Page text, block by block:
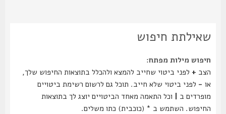
שאילתת חיפוש
חיפוש מילות מפתח:
+לפני ביטוי שחייב להמצא ולהכלל בתוצאות החיפוש שלך,
לפני ביטוי שלא חייב. תוכל גם לרשום רשימת ביטויים
מופרדים ב|וכל התאמה מאחד הביטויים יוצג לך בתוצאות
החיפוש. השתמש ב * (כוכבית) כתו משלים.